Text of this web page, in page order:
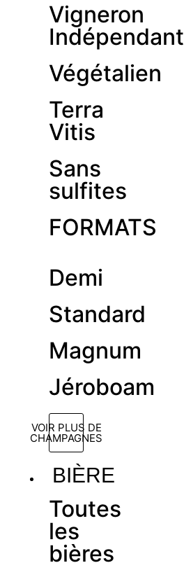
Vigneron
Indépendant
Végétalien
Terra
Vitis
Sans
sulfites
FORMATS
Demi
Standard
Magnum
Jéroboam
VOIR PLUS DE
CHAMPAGNES
BIÈRE
Toutes
les
bières